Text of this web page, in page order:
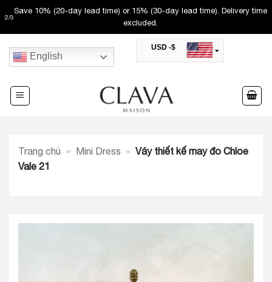
Skip
to
content
2/3
Save 10% (20-day lead time) or 15% (30-day lead time). Delivery time
excluded.
English
USD -$
AED -AED
United Arab Emirates Dirham
Australian Dollar
Trang chủ » Mini Dress » Váy thiết kế may đo Chloe
Vale 21